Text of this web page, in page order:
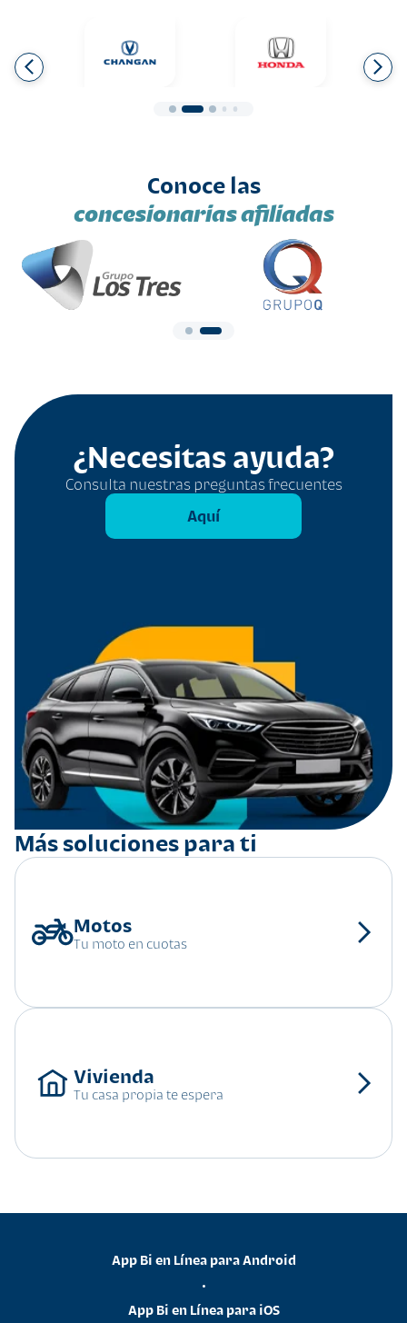
Conoce las
concesionarias afiliadas
¿Necesitas ayuda?
Consulta nuestras preguntas frecuentes
Aquí
Más soluciones para ti
Tu moto en cuotas
Tu casa propia te espera
App Bi en Línea para Android
•
App Bi en Línea para iOS